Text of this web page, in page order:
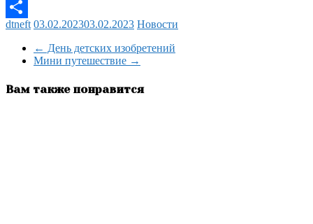
Odnoklassniki
Отправить
dtneft 03.02.202303.02.2023 Новости
← День детских изобретений
Мини путешествие →
Вам также понравится